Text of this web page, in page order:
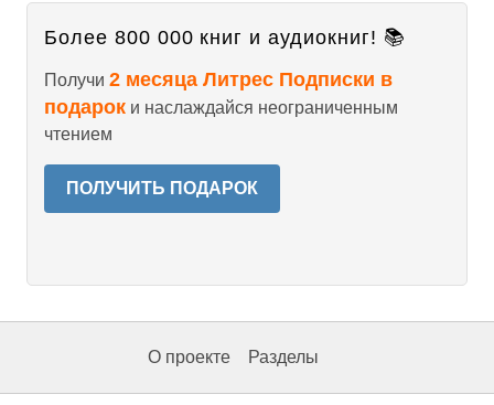
Более 800 000 книг и аудиокниг! 📚
Получи 2 месяца Литрес Подписки в
подарок и наслаждайся неограниченным
чтением
ПОЛУЧИТЬ ПОДАРОК
О проекте Разделы